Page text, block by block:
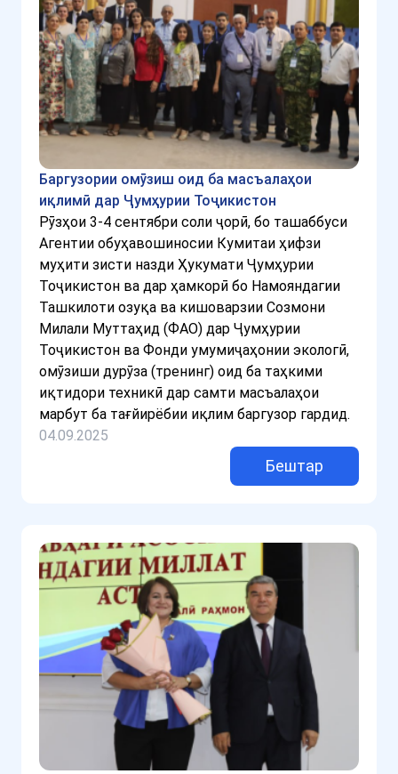
Баргузории омӯзиш оид ба масъалаҳои
иқлимӣ дар Ҷумҳурии Тоҷикистон
Рӯзҳои 3-4 сентябри соли ҷорӣ, бо ташаббуси
Агентии обуҳавошиносии Кумитаи ҳифзи
муҳити зисти назди Ҳукумати Ҷумҳурии
Тоҷикистон ва дар ҳамкорӣ бо Намояндагии
Ташкилоти озуқа ва кишоварзии Созмони
Милали Муттаҳид (ФАО) дар Ҷумҳурии
Тоҷикистон ва Фонди умумиҷаҳонии экологӣ,
омӯзиши дурӯза (тренинг) оид ба таҳкими
иқтидори техникӣ дар самти масъалаҳои
марбут ба тағйирёбии иқлим баргузор гардид.
04.09.2025
Бештар